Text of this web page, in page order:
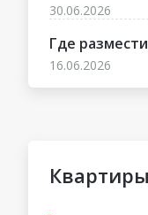
30.06.2026
Где
16.06.2026